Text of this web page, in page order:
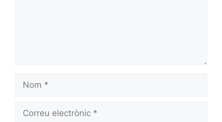
electrònic